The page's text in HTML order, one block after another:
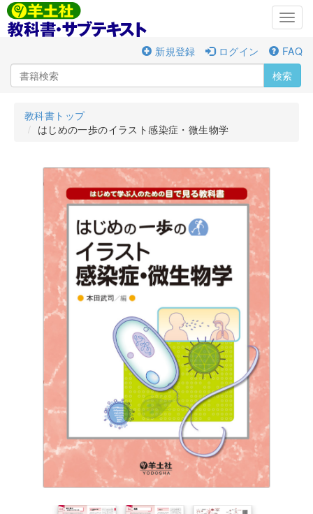
新規登録
ログイン
FAQ
検索
教科書トップ
はじめの一歩のイラスト感染症・微生物学